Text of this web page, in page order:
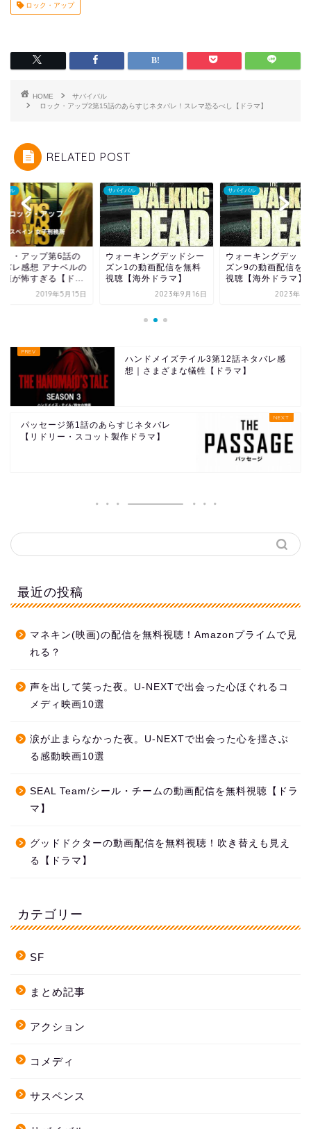
ロック・アップ
HOME
サバイバル
ロック・アップ2第15話のあらすじネタバレ！スレマ恐るべし【ドラマ】
RELATED POST
バル
ク・アップ第6話の
バレ感想 アナベルの
顔が怖すぎる【ド...
2019年5月15日
サバイバル
ウォーキングデッドシー
ズン1の動画配信を無料
視聴【海外ドラマ】
2023年9月16日
サバイバル
ウォーキングデッド
ズン9の動画配信を
視聴【海外ドラマ】
2023年9
ハンドメイズテイル3第12話ネタバレ感
想｜さまざまな犠牲【ドラマ】
パッセージ第1話のあらすじネタバレ
【リドリー・スコット製作ドラマ】
最近の投稿
マネキン(映画)の配信を無料視聴！Amazonプライムで見
れる？
声を出して笑った夜。U-NEXTで出会った心ほぐれるコ
メディ映画10選
涙が止まらなかった夜。U-NEXTで出会った心を揺さぶ
る感動映画10選
SEAL Team/シール・チームの動画配信を無料視聴【ドラ
マ】
グッドドクターの動画配信を無料視聴！吹き替えも見え
る【ドラマ】
カテゴリー
SF
まとめ記事
アクション
コメディ
サスペンス